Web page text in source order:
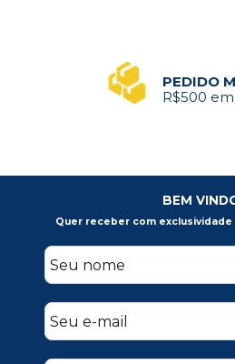
PEDIDO
R$500
BEM
Quer receber com